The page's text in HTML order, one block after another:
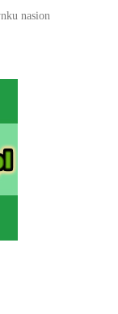
nasion